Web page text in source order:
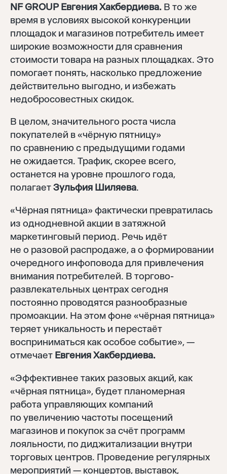
NF GROUP Евгения Хакбердиева. В то же
время в условиях высокой конкуренции
площадок и магазинов потребитель имеет
широкие возможности для сравнения
стоимости товара на разных площадках. Это
помогает понять, насколько предложение
действительно выгодно, и избежать
недобросовестных скидок.
В целом, значительного роста числа
покупателей в «чёрную пятницу»
по сравнению с предыдущими годами
не ожидается. Трафик, скорее всего,
останется на уровне прошлого года,
полагаетЗульфия Шиляева.
«Чёрная пятница» фактически превратилась
из однодневной акции в затяжной
маркетинговый период. Речь идёт
не о разовой распродаже, а о формировании
очередного инфоповода для привлечения
внимания потребителей. В торгово-
развлекательных центрах сегодня
постоянно проводятся разнообразные
промоакции. На этом фоне «чёрная пятница»
теряет уникальность и перестаёт
восприниматься как особое событие», —
отмечает Евгения Хакбердиева.
«Эффективнее таких разовых акций, как
«чёрная пятница», будет планомерная
работа управляющих компаний
по увеличению частоты посещений
магазинов и покупок за счёт программ
лояльности, по диджитализации внутри
торговых центров. Проведение регулярных
мероприятий — концертов, выставок,